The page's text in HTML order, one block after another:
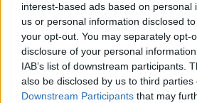
interest-based ads based on personal
us or personal information disclosed
your opt-out. You may separately opt-
disclosure of your personal
IAB’s list of downstream participants.
also be disclosed by us to third parties
Downstream Participants that may
Wziąłem udział w
Japfest 2025. To jedno
z najlepszych wydarzeń
motoryzacyjnych w
Europie
Marcin Napieraj
Co
Maciej